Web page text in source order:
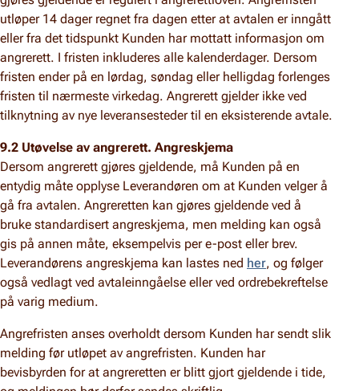
utløper 14 dager regnet fra dagen etter at avtalen er inngått
eller fra det tidspunkt Kunden har mottatt informasjon om
angrerett. I fristen inkluderes alle kalenderdager. Dersom
fristen ender på en lørdag, søndag eller helligdag forlenges
fristen til nærmeste virkedag. Angrerett gjelder ikke ved
tilknytning av nye leveransesteder til en eksisterende avtale.
9.2 Utøvelse av angrerett. Angreskjema
Dersom angrerett gjøres gjeldende, må Kunden på en
entydig måte opplyse Leverandøren om at Kunden velger å
gå fra avtalen. Angreretten kan gjøres gjeldende ved å
bruke standardisert angreskjema, men melding kan også
gis på annen måte, eksempelvis per e-post eller brev.
Leverandørens angreskjema kan lastes ned her, og følger
også vedlagt ved avtaleinngåelse eller ved ordrebekreftelse
på varig medium.
Angrefristen anses overholdt dersom Kunden har sendt slik
melding før utløpet av angrefristen. Kunden har
bevisbyrden for at angreretten er blitt gjort gjeldende i tide,